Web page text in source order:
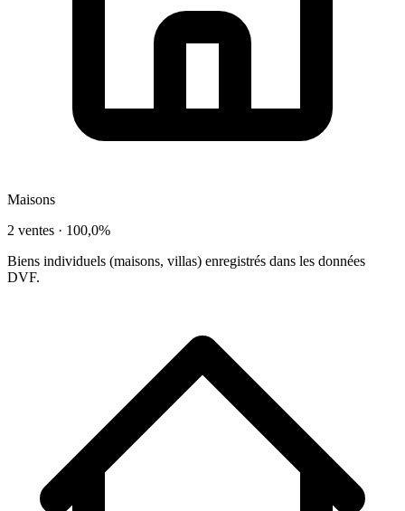
Maisons
2 ventes · 100,0%
Biens individuels (maisons, villas) enregistrés dans les données
DVF.